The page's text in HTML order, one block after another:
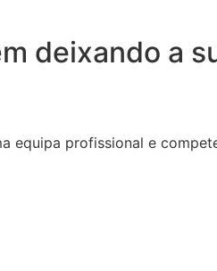
deixando a
equipa profissional e